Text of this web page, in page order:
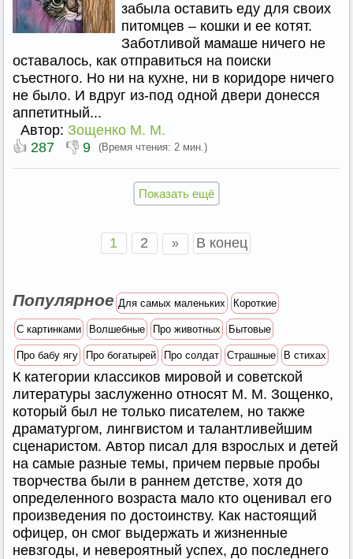
забыла оставить еду для своих
питомцев – кошки и ее котят.
Заботливой мамаше ничего не
оставалось, как отправиться на поиски
съестного. Но ни на кухне, ни в коридоре ничего
не было. И вдруг из-под одной двери донесся
аппетитный...
Автор: Зощенко М. М.
👍 287 👎 9 (Время чтения: 2 мин.)
Показать ещё
1 2 » В конец
Популярное Для самых маленьких Короткие
С картинками Волшебные Про животных Бытовые
Про бабу ягу Про богатырей Про солдат Страшные В стихах
К категории классиков мировой и советской
литературы заслуженно относят М. М. Зощенко,
который был не только писателем, но также
драматургом, лингвистом и талантливейшим
сценаристом. Автор писал для взрослых и детей
на самые разные темы, причем первые пробы
творчества были в раннем детстве, хотя до
определенного возраста мало кто оценивал его
произведения по достоинству. Как настоящий
офицер, он смог выдержать и жизненные
невзгоды, и невероятный успех, до последнего